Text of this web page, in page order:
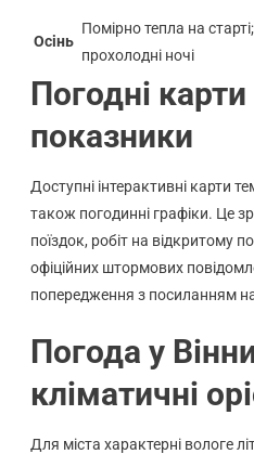
Осінь
Помірно тепла на старті;
прохолодні ночі
Погодні карти
показники
Доступні інтерактивні карти
також погодинні графіки. Це
поїздок, робіт на відкритому
офіційних штормових
попередження з посиланням
Погода у
кліматичні
Для міста характерні вологе